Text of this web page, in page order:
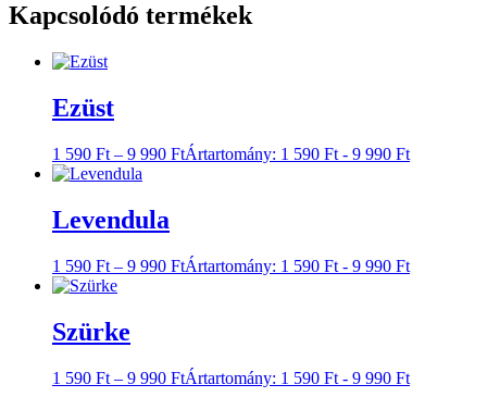
Kapcsolódó termékek
Ezüst
1 590 Ft – 9 990 FtÁrtartomány: 1 590 Ft - 9 990 Ft
Levendula
1 590 Ft – 9 990 FtÁrtartomány: 1 590 Ft - 9 990 Ft
Szürke
1 590 Ft – 9 990 FtÁrtartomány: 1 590 Ft - 9 990 Ft